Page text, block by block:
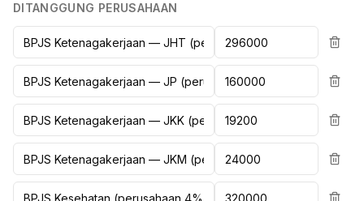
DITANGGUNG PERUSAHAAN